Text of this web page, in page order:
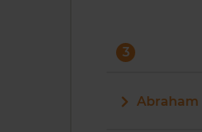
3
Abraham